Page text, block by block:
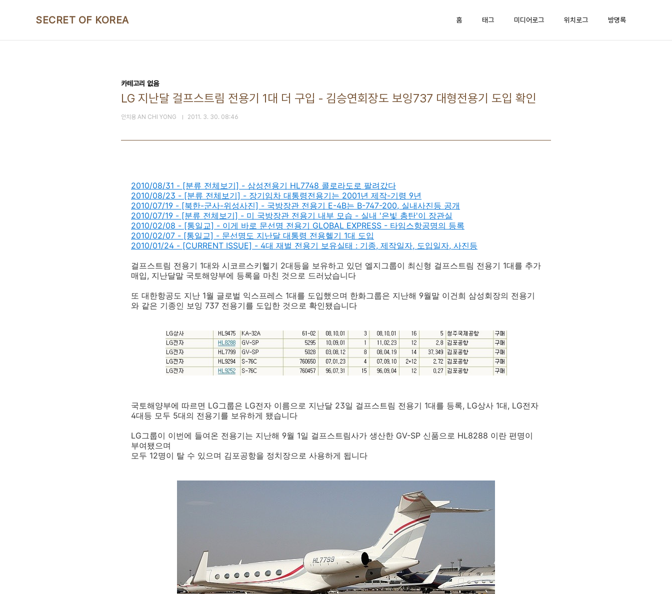
SECRET OF KOREA 홈 태그 미디어로그 위치로그 방명록
카테고리 없음
LG 지난달 걸프스트림 전용기 1대 더 구입 - 김승연회장도 보잉737 대형전용기 도입 확인
안치용 AN CHI YONG 2011. 3. 30. 08:46
2010/08/31 - [분류 전체보기] - 삼성전용기 HL7748 콜로라도로 팔려갔다
2010/08/23 - [분류 전체보기] - 장기임차 대통령전용기는 2001년 제작-기령 9년
2010/07/19 - [북한-군사-위성사진] - 국방장관 전용기 E-4B는 B-747-200, 실내사진등 공개
2010/07/19 - [분류 전체보기] - 미 국방장관 전용기 내부 모습 - 실내 '은빛 총탄'이 장관실
2010/02/08 - [통일교] - 이게 바로 문선명 전용기 GLOBAL EXPRESS - 타임스항공명의 등록
2010/02/07 - [통일교] - 문선명도 지난달 대통령 전용헬기 1대 도입
2010/01/24 - [CURRENT ISSUE] - 4대 재벌 전용기 보유실태 : 기종, 제작일자, 도입일자, 사진등
걸프스트림 전용기 1대와 시코르스키헬기 2대등을 보유하고 있던 엘지그룹이 최신형 걸프스트림 전용기 1대를 추가
매입, 지난달말 국토해양부에 등록을 마친 것으로 드러났습니다
또 대한항공도 지난 1월 글로벌 익스프레스 1대를 도입했으며 한화그룹은 지난해 9월말 이건희 삼성회장의 전용기
와 같은 기종인 보잉 737 전용기를 도입한 것으로 확인됐습니다
국토해양부에 따르면 LG그룹은 LG전자 이름으로 지난달 23일 걸프스트림 전용기 1대를 등록, LG상사 1대, LG전자
4대등 모두 5대의 전용기를 보유하게 됐습니다
LG그룹이 이번에 들여온 전용기는 지난해 9월 1일 걸프스트림사가 생산한 GV-SP 신품으로 HL8288 이란 편명이
부여됐으며
모두 12명이 탈 수 있으며 김포공항을 정치장으로 사용하게 됩니다